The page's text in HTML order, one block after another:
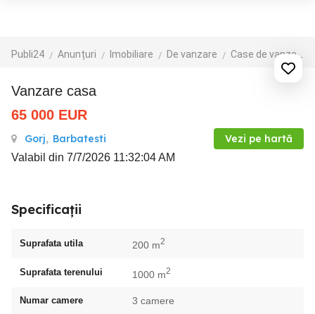
Publi24 Anunțuri Imobiliare De vanzare Case de vanzare
vanzare casa
65 000 EUR
Gorj, Barbatesti Vezi pe hartă
Valabil din 7/7/2026 11:32:04 AM
Specificații
Suprafata utila 200 m2
Suprafata terenului 1000 m2
Numar camere 3 camere